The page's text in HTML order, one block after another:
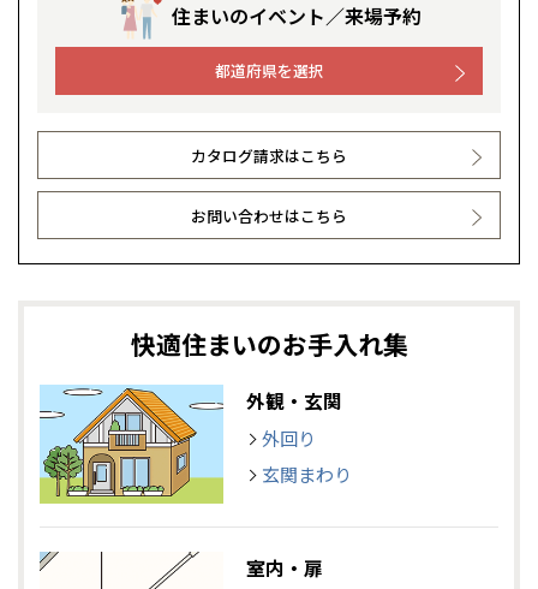
住まいのイベント／来場予約
都道府県を選択
カタログ請求はこちら
お問い合わせはこちら
快適住まいのお手入れ集
外観・玄関
外回り
玄関まわり
室内・扉